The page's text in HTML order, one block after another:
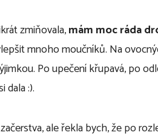
zmiňovala,mám moc ráda
mnoho moučníků. Na
Po upečení křupavá, po
dala :).
ale řekla bych, že po